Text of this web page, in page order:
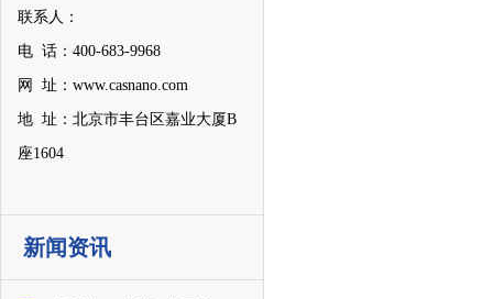
联系人：
电 话：400-683-9968
网 址：www.casnano.com
地 址：北京市丰台区嘉业大厦B
座1604
新闻资讯